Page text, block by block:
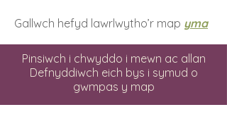
Gallwch hefyd lawrlwytho’r map yma
Pinsiwch i chwyddo i mewn ac allan
Defnyddiwch eich bys i symud o
gwmpas y map